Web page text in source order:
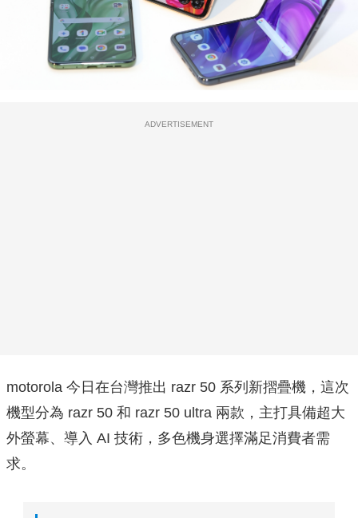
ADVERTISEMENT
motorola 今日在台灣推出 razr 50 系列新摺疊機，這次
機型分為 razr 50 和 razr 50 ultra 兩款，主打具備超大
外螢幕、導入 AI 技術，多色機身選擇滿足消費者需
求。